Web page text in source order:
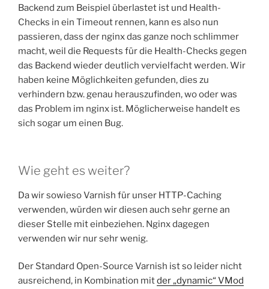
Backend zum Beispiel überlastet ist und Health-
Checks in ein Timeout rennen, kann es also nun
passieren, dass der nginx das ganze noch schlimmer
macht, weil die Requests für die Health-Checks gegen
das Backend wieder deutlich vervielfacht werden. Wir
haben keine Möglichkeiten gefunden, dies zu
verhindern bzw. genau herauszufinden, wo oder was
das Problem im nginx ist. Möglicherweise handelt es
sich sogar um einen Bug.
Wie geht es weiter?
Da wir sowieso Varnish für unser HTTP-Caching
verwenden, würden wir diesen auch sehr gerne an
dieser Stelle mit einbeziehen. Nginx dagegen
verwenden wir nur sehr wenig.
Der Standard Open-Source Varnish ist so leider nicht
ausreichend, in Kombination mitder „dynamic“ VMod